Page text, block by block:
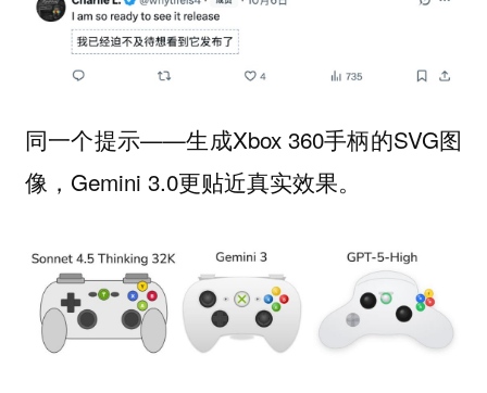
同一个提示——生成Xbox 360手柄的SVG图
像，Gemini 3.0更贴近真实效果。